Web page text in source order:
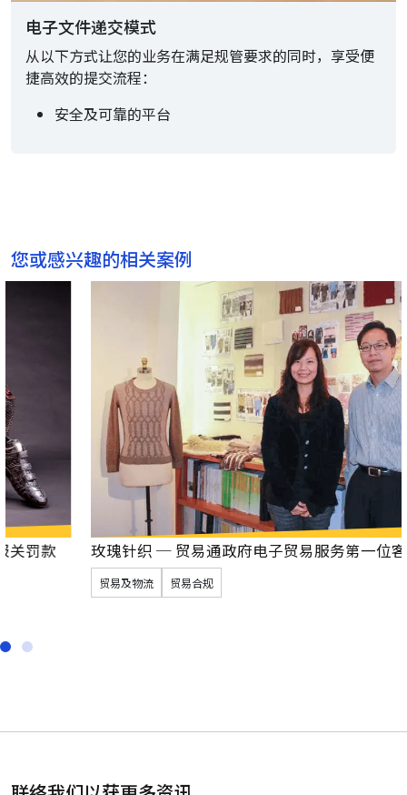
电子文件递交模式
从以下方式让您的业务在满足规管要求的同时，享受便
捷高效的提交流程：
安全及可靠的平台
您或感兴趣的相关案例
玫瑰针织 ─ 贸易通政府电子贸易服务第一位客户
贸易合规